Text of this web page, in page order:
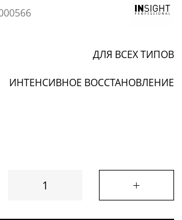
ДЛЯ ВСЕХ ТИПОВ
ИНТЕНСИВНОЕ ВОССТАНОВЛЕНИЕ
+